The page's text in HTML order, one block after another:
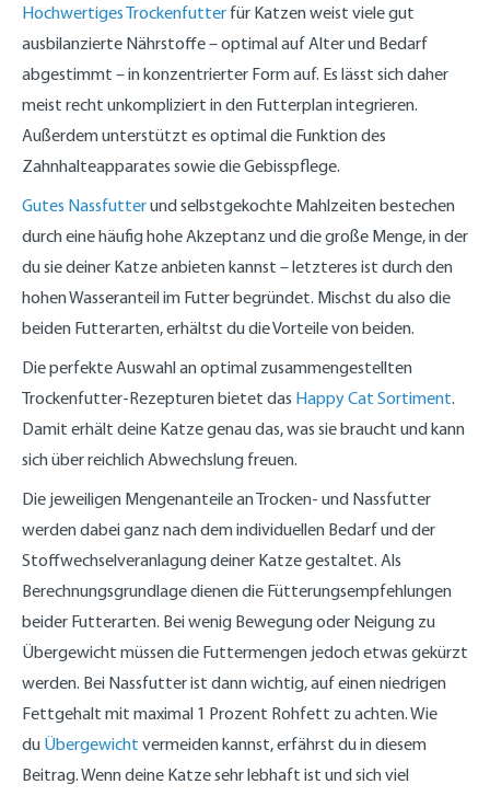
Hochwertiges Trockenfutter für Katzen weist viele gut
ausbilanzierte Nährstoffe – optimal auf Alter und Bedarf
abgestimmt – in konzentrierter Form auf. Es lässt sich daher
meist recht unkompliziert in den Futterplan integrieren.
Außerdem unterstützt es optimal die Funktion des
Zahnhalteapparates sowie die Gebisspflege.
Gutes Nassfutterund selbstgekochte Mahlzeiten bestechen
durch eine häufig hohe Akzeptanz und die große Menge, in der
du sie deiner Katze anbieten kannst – letzteres ist durch den
hohen Wasseranteil im Futter begründet. Mischst du also die
beiden Futterarten, erhältst du die Vorteile von beiden.
Die perfekte Auswahl an optimal zusammengestellten
Trockenfutter-Rezepturen bietet das Happy Cat Sortiment.
Damit erhält deine Katze genau das, was sie braucht und kann
sich über reichlich Abwechslung freuen.
Die jeweiligen Mengenanteile an Trocken- und Nassfutter
werden dabei ganz nach dem individuellen Bedarf und der
Stoffwechselveranlagung deiner Katze gestaltet. Als
Berechnungsgrundlage dienen die Fütterungsempfehlungen
beider Futterarten. Bei wenig Bewegung oder Neigung zu
Übergewicht müssen die Futtermengen jedoch etwas gekürzt
werden. Bei Nassfutter ist dann wichtig, auf einen niedrigen
Fettgehalt mit maximal 1 Prozent Rohfett zu achten. Wie
du Übergewicht vermeiden kannst, erfährst du in diesem
Beitrag. Wenn deine Katze sehr lebhaft ist und sich viel